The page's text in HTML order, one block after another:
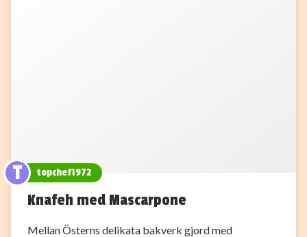
T topchef1972
Knafeh med Mascarpone
Mellan Österns delikata bakverk gjord med